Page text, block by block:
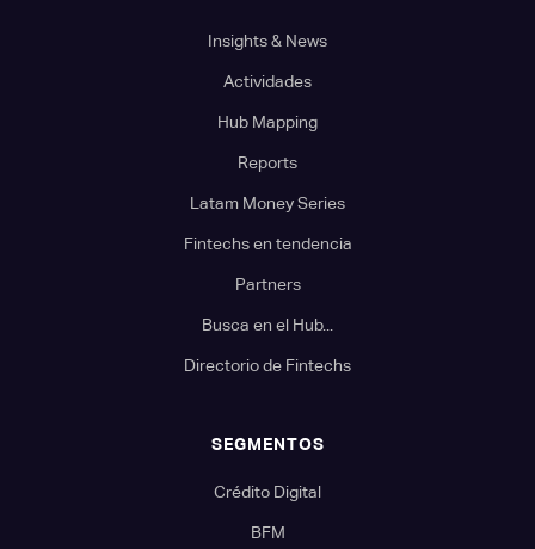
Insights & News
Actividades
Hub Mapping
Reports
Latam Money Series
Fintechs en tendencia
Partners
Busca en el Hub...
Directorio de Fintechs
SEGMENTOS
Crédito Digital
BFM